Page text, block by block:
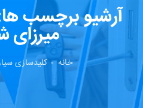
آرشیو برچسب
میرزای
خانه کلیدسازی